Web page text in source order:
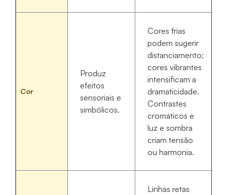
Cor
Produz
efeitos
sensoriais e
simbólicos.
Cores frias
podem sugerir
distanciamento;
cores vibrantes
intensificam a
dramaticidade.
Contrastes
cromáticos e
luz e sombra
criam tensão
ou harmonia.
Linhas retas